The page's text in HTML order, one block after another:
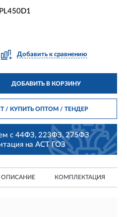
Добавить к сравнению
ДОБАВИТЬ В КОРЗИНУ
/ КУПИТЬ ОПТОМ/ ТЕНДЕР
с 44ФЗ, 223ФЗ, 275ФЗ
на АСТ ГОЗ
ОПИСАНИЕ КОМПЛЕКТАЦИЯ